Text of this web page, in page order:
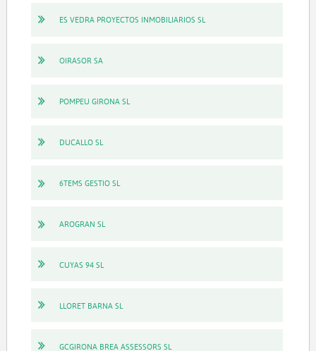
ES VEDRA PROYECTOS INMOBILIARIOS SL
OIRASOR SA
POMPEU GIRONA SL
DUCALLO SL
6TEMS GESTIO SL
AROGRAN SL
CUYAS 94 SL
LLORET BARNA SL
GCGIRONA BREA ASSESSORS SL